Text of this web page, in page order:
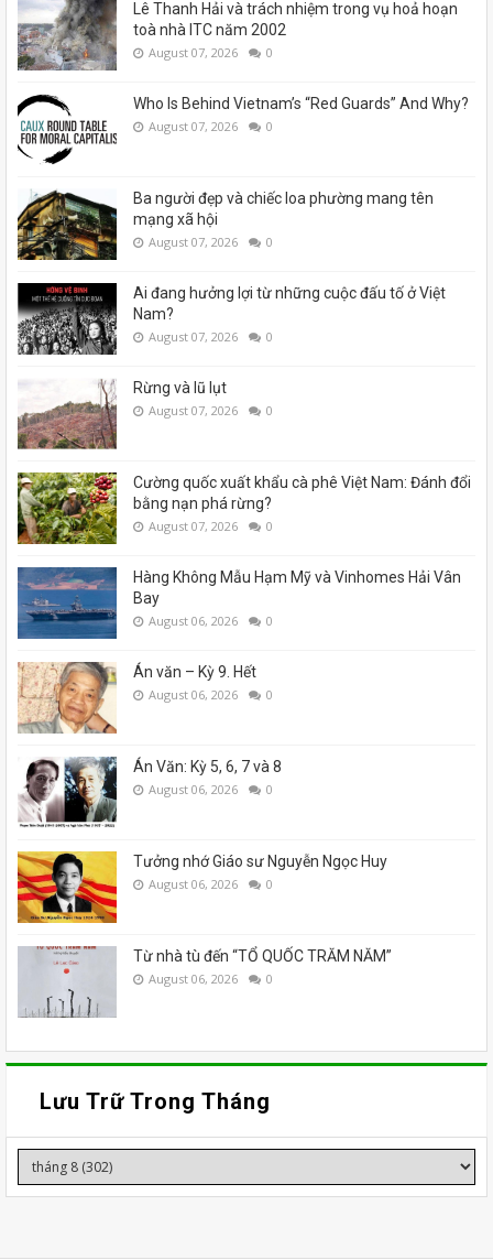
Lê Thanh Hải và trách nhiệm trong vụ hoả hoạn
toà nhà ITC năm 2002
August 07, 2026 0
Who Is Behind Vietnam’s “Red Guards” And Why?
August 07, 2026 0
Ba người đẹp và chiếc loa phường mang tên
mạng xã hội
August 07, 2026 0
Ai đang hưởng lợi từ những cuộc đấu tố ở Việt
Nam?
August 07, 2026 0
Rừng và lũ lụt
August 07, 2026 0
Cường quốc xuất khẩu cà phê Việt Nam: Đánh đổi
bằng nạn phá rừng?
August 07, 2026 0
Hàng Không Mẫu Hạm Mỹ và Vinhomes Hải Vân
Bay
August 06, 2026 0
Án văn – Kỳ 9. Hết
August 06, 2026 0
Án Văn: Kỳ 5, 6, 7 và 8
August 06, 2026 0
Tưởng nhớ Giáo sư Nguyễn Ngọc Huy
August 06, 2026 0
Từ nhà tù đến “TỔ QUỐC TRĂM NĂM”
August 06, 2026 0
Lưu Trữ Trong Tháng